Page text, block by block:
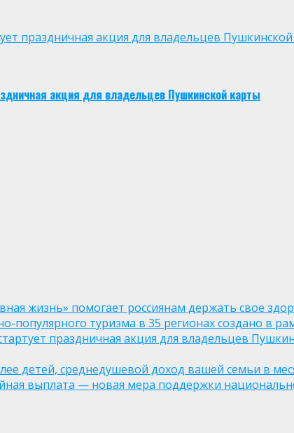
праздничная акция для владельцев
акция для владельцев Пушкинской карты
жизнь» помогает россиянам держать свое
туризма в 35 регионах создано в
праздничная акция для владельцев
детей, среднедушевой доход вашей семьи в
выплата — новая мера поддержки